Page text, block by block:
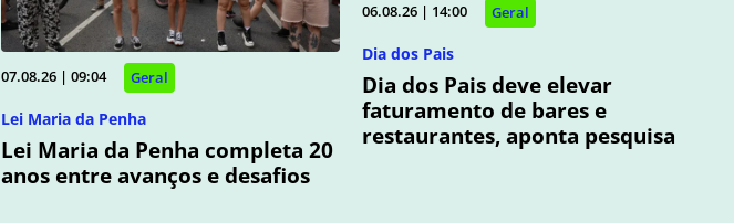
07.08.26 | 09:04 Geral
Lei Maria da Penha
Lei Maria da Penha completa 20
anos entre avanços e desafios
06.08.26 | 14:00 Geral
Dia dos Pais
Dia dos Pais deve elevar
faturamento de bares e
restaurantes, aponta pesquisa